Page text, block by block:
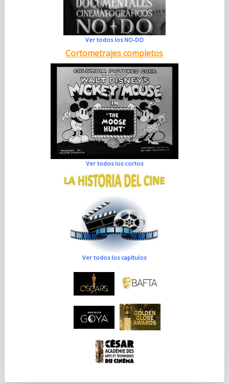
Ver todos los NO-DO
Cortometrajes completos
Ver todos los cortos
Ver todos los capítulos